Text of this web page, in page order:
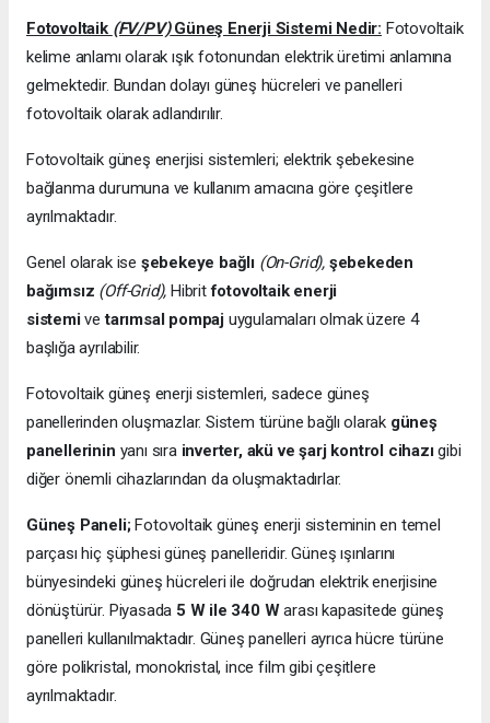
Fotovoltaik (FV/PV)Güneş Enerji Sistemi Nedir: Fotovoltaik
kelime anlamı olarak ışık fotonundan elektrik üretimi anlamına
gelmektedir. Bundan dolayı güneş hücreleri ve panelleri
fotovoltaik olarak adlandırılır.
Fotovoltaik güneş enerjisi sistemleri; elektrik şebekesine
bağlanma durumuna ve kullanım amacına göre çeşitlere
ayrılmaktadır.
Genel olarak ise şebekeye bağlı (On-Grid), şebekeden
bağımsız (Off-Grid), Hibritfotovoltaik enerji
sistemivetarımsal pompaj uygulamaları olmak üzere 4
başlığa ayrılabilir.
Fotovoltaik güneş enerji sistemleri, sadece güneş
panellerinden oluşmazlar. Sistem türüne bağlı olarak güneş
panellerinin yanı sıra inverter, akü ve şarj kontrol cihazıgibi
diğer önemli cihazlarından da oluşmaktadırlar.
Güneş Paneli;Fotovoltaik güneş enerji sisteminin en temel
parçası hiç şüphesi güneş panelleridir. Güneş ışınlarını
bünyesindeki güneş hücreleri ile doğrudan elektrik enerjisine
dönüştürür. Piyasada 5 W ile 340 Warası kapasitede güneş
panelleri kullanılmaktadır. Güneş panelleri ayrıca hücre türüne
göre polikristal, monokristal, ince film gibi çeşitlere
ayrılmaktadır.